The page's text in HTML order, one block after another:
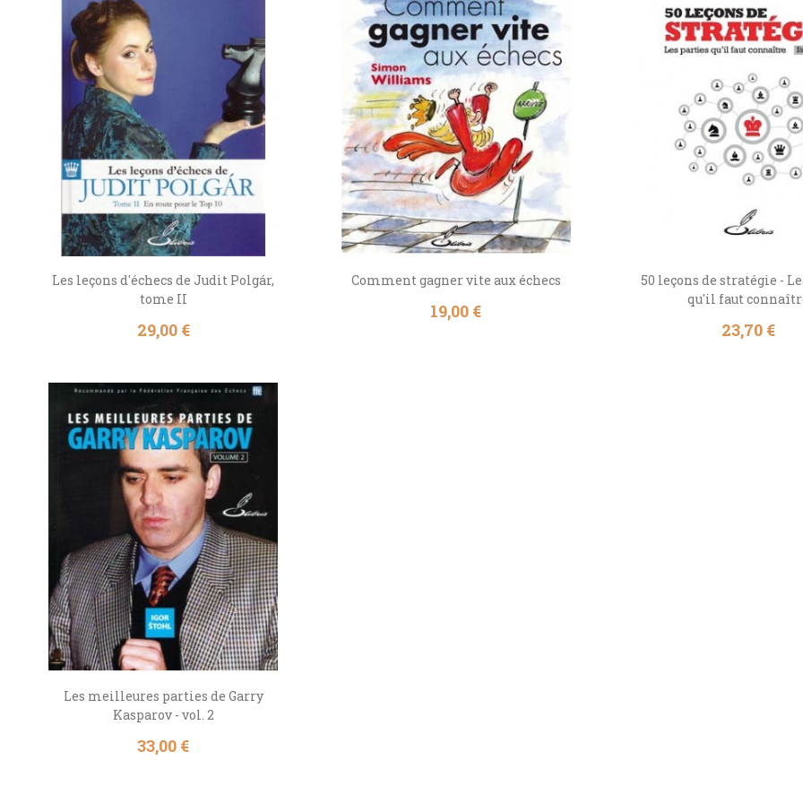
Les leçons d'échecs de Judit Polgár,
tome II
Prix
29,00 €
Comment gagner vite aux échecs
Prix
19,00 €
50 leçons de stratégie -
qu'il faut
Prix
23,70 €
Les meilleures parties de Garry
Kasparov - vol. 2
Prix
33,00 €